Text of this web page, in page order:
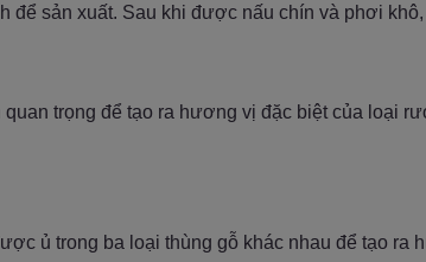
để sản xuất. Sau khi được nấu chín và phơi
quan trọng để tạo ra hương vị đặc biệt của loại
ủ trong ba loại thùng gỗ khác nhau để tạo